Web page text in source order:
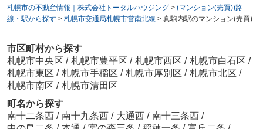
札幌市の不動産情報｜株式会社トータルハウジング > (マンション(売買))路
線・駅から探す > 札幌市交通局札幌市営南北線 > 真駒内駅のマンション(売買)
市区町村から探す
札幌市中央区 / 札幌市豊平区 / 札幌市西区 / 札幌市白石区 /
札幌市東区 / 札幌市手稲区 / 札幌市厚別区 / 札幌市北区 /
札幌市南区 / 札幌市清田区
町名から探す
南十二条西 / 南十九条西 / 大通西 / 南十三条西 /